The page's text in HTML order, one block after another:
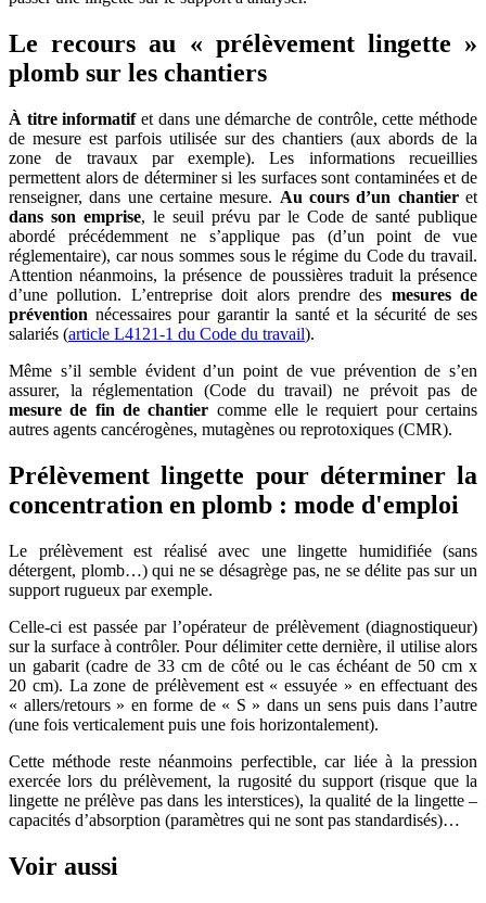
Le recours au « prélèvement lingette »
plomb sur les chantiers
À titre informatifet dans une démarche de contrôle, cette méthode
de mesure est parfois utilisée sur des chantiers (aux abords de la
zone de travaux par exemple). Les informations recueillies
permettent alors de déterminer si les surfaces sont contaminées et de
renseigner, dans une certaine mesure. Au cours d’un chantieret
dans son emprise, le seuil prévu par le Code de santé publique
abordé précédemment ne s’applique pas (d’un point de vue
réglementaire), car nous sommes sous le régime du Code du travail.
Attention néanmoins, la présence de poussières traduit la présence
d’une pollution. L’entreprise doit alors prendre des mesures de
prévention nécessaires pour garantir la santé et la sécurité de ses
salariés (article L4121-1 du Code du travail).
Même s’il semble évident d’un point de vue prévention de s’en
assurer, la réglementation (Code du travail) ne prévoit pas de
mesure de fin de chantier comme elle le requiert pour certains
autres agents cancérogènes, mutagènes ou reprotoxiques (CMR).
Prélèvement lingette pour déterminer la
concentration en plomb : mode d'emploi
Le prélèvement est réalisé avec une lingette humidifiée (sans
détergent, plomb…) qui ne se désagrège pas, ne se délite pas sur un
support rugueux par exemple.
Celle-ci est passée par l’opérateur de prélèvement (diagnostiqueur)
sur la surface à contrôler. Pour délimiter cette dernière, il utilise alors
un gabarit (cadre de 33 cm de côté ou le cas échéant de 50 cm x
20 cm). La zone de prélèvement est « essuyée » en effectuant des
« allers/retours » en forme de « S » dans un sens puis dans l’autre
(une fois verticalement puis une fois horizontalement).
Cette méthode reste néanmoins perfectible, car liée à la pression
exercée lors du prélèvement, la rugosité du support (risque que la
lingette ne prélève pas dans les interstices), la qualité de la lingette –
capacités d’absorption (paramètres qui ne sont pas standardisés)…
Voir aussi